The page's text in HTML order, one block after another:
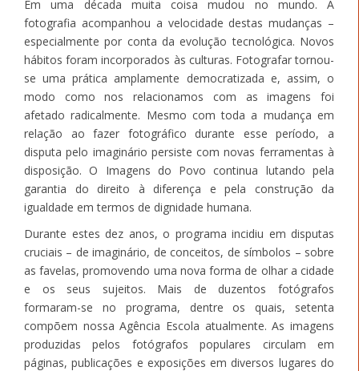
Em uma década muita coisa mudou no mundo. A
fotografia acompanhou a velocidade destas mudanças –
especialmente por conta da evolução tecnológica. Novos
hábitos foram incorporados às culturas. Fotografar tornou-
se uma prática amplamente democratizada e, assim, o
modo como nos relacionamos com as imagens foi
afetado radicalmente. Mesmo com toda a mudança em
relação ao fazer fotográfico durante esse período, a
disputa pelo imaginário persiste com novas ferramentas à
disposição. O Imagens do Povo continua lutando pela
garantia do direito à diferença e pela construção da
igualdade em termos de dignidade humana.
Durante estes dez anos, o programa incidiu em disputas
cruciais – de imaginário, de conceitos, de símbolos – sobre
as favelas, promovendo uma nova forma de olhar a cidade
e os seus sujeitos. Mais de duzentos fotógrafos
formaram-se no programa, dentre os quais, setenta
compõem nossa Agência Escola atualmente. As imagens
produzidas pelos fotógrafos populares circulam em
páginas, publicações e exposições em diversos lugares do